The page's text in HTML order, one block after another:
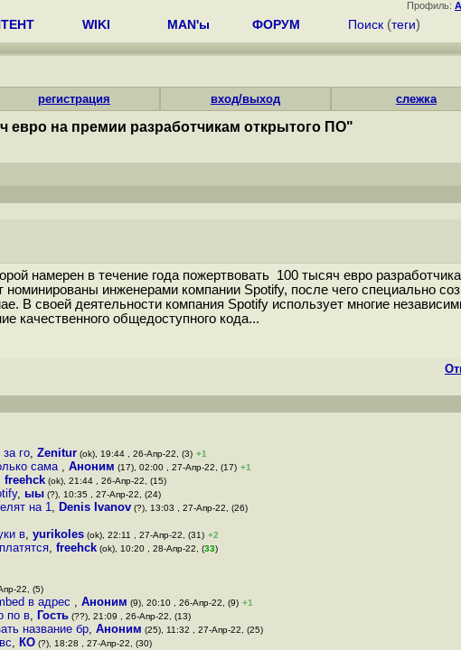
Профиль:
WIKI MAN'ы ФОРУМ Поиск (теги)
регистрация вход/выход слежка
евро на премии разработчикам открытого ПО"
намерен в течение года пожертвовать 100 тысяч евро
инженерами компании Spotify, после чего специально
В своей деятельности компания Spotify использует многие
качественного общедоступного кода...
го, Zenitur (ok), 19:44 , 26-Апр-22, (3) +1
сама , Аноним (17), 02:00 , 27-Апр-22, (17) +1
freehck (ok), 21:44 , 26-Апр-22, (15)
, ыы (?), 10:35 , 27-Апр-22, (24)
на 1, Denis Ivanov (?), 13:03 , 27-Апр-22, (26)
в, yurikoles (ok), 22:11 , 27-Апр-22, (31) +2
, freehck (ok), 10:20 , 28-Апр-22, (33)
22, (5)
в адрес , Аноним (9), 20:10 , 26-Апр-22, (9) +1
по в, Гость (??), 21:09 , 26-Апр-22, (13)
название бр, Аноним (25), 11:32 , 27-Апр-22, (25)
, КО (?), 18:28 , 27-Апр-22, (30)